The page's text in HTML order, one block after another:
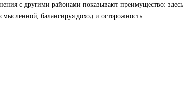
с другими районами показывают преимущество: здесь
балансируя доход и осторожность.